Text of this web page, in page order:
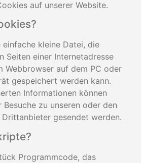
auf unserer Website.
kleine Datei, die
Seiten einer Internetadresse
Webbrowser auf dem PC oder
gespeichert werden kann.
Informationen können
zu unseren oder den
gesendet werden.
Programmcode, das